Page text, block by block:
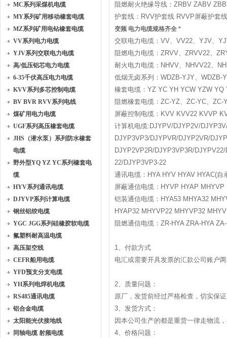
MC系列采煤机电缆
MY系列矿用移动橡套电缆
MZ系列矿用电钻橡套电缆
VV系列电力电缆
YJV系列交联电力电缆
高/低压铝芯电力电缆
6-35千伏高压电力电缆
KVV系列多芯控制电缆
BV BVR RVV系列电线
煤矿用电力电缆
UGF系列高压橡套电缆
JHS（潜水泵）系列防水橡套
电缆
野外型YQ YZ YC系列橡套电
缆
HYV系列通讯电缆
DJYVP系列计算电缆
钢丝铝绞电缆
YGC JGG系列硅橡胶软电缆
氟塑料耐高温电缆
高压架空线
CEFR船用电缆
YFD预支分支电缆
YH系列电焊机电缆
RS485通讯电缆
铝合金电缆
太阳能光伏接地线
同轴电缆 射频电缆
阻燃耐火绝缘导线：ZRBV ZABV
护套线：RVV护套线 RVVP屏蔽护套线
变频 电力电缆规格齐全 *
交联电力电缆：VV、VV22、YJV、
阻燃电力电缆：ZRVV、ZRVV22、
耐火电力电缆：NHVV、NHVV22、
低烟无卤系列：WDZB-YJY、WDZB-
橡套电缆：YZ YC YH YCW YZW YQ
阻燃橡套电缆：ZC-YZ、ZC-YC、
屏蔽控制电缆：KVV KVV22 KVVP
计算机电缆:DJYPV/DJYP2V/
DJYP3VP3/DJYPVR/DJYP2VR/
DJYP2VP2R/DJYP3VP3R/
22/DJYP3VP3-22
通讯电缆：HYA HYV HYAV HYAC(
屏蔽通信电缆：HYVP HYAP
铠装通信电缆：HYA53 MHYA32
HYAP32 MHYVP22 MHYVP32
阻燃通信电缆：ZR-HYA ZRA-HYA
1、付款方式
电汇或需要开具发票的汇款公司账户
2、质量问题：
原厂，发货前经过严格检查，切实保
3、发货方式：
因本公司生产的都是重货一律走物流
4、价格问题：